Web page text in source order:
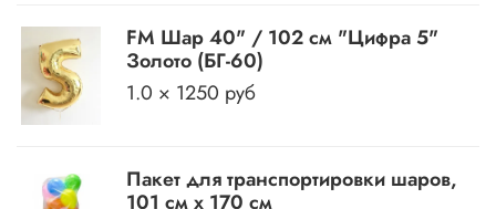
FM Шар 40" / 102 см "Цифра 5"
Золото (БГ-60)
1.0 × 1250 руб
Пакет для транспортировки шаров,
101 см х 170 см